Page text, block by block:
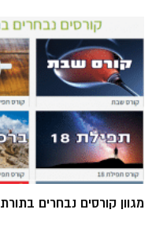
מגוון קורסים נבחרים